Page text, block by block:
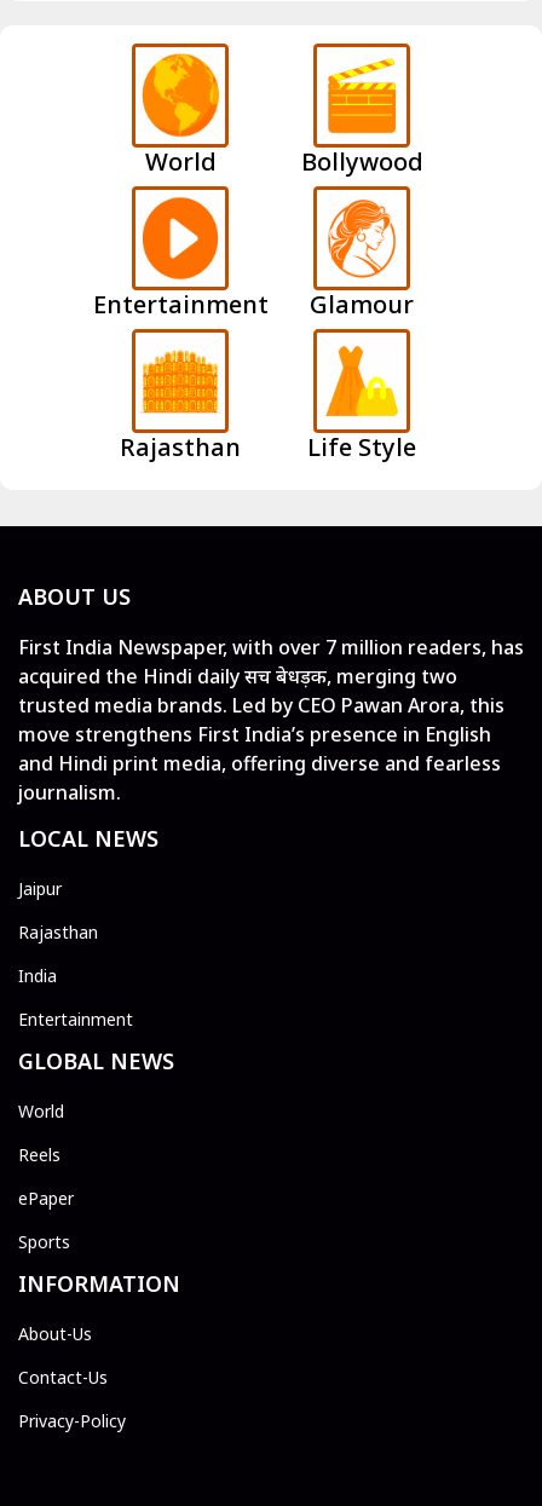
World Bollywood
Entertainment Glamour
Rajasthan Life Style
ABOUT US
First India Newspaper, with over 7 million readers, has
acquired the Hindi daily सच बेधड़क, merging two
trusted media brands. Led by CEO Pawan Arora, this
move strengthens First India’s presence in English
and Hindi print media, offering diverse and fearless
journalism.
LOCAL NEWS
Jaipur
Rajasthan
India
Entertainment
GLOBAL NEWS
World
Reels
ePaper
Sports
INFORMATION
About-Us
Contact-Us
Privacy-Policy